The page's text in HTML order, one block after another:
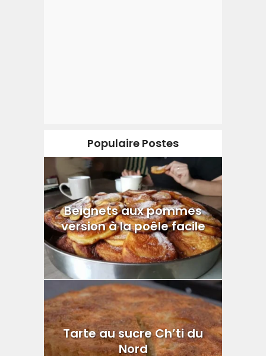
Populaire Postes
Beignets aux pommes
version à la poêle facile
Tarte au sucre Ch’ti du
Nord